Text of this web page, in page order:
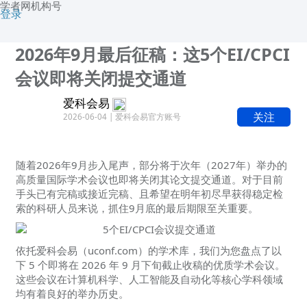
学者网机构号
登录
2026年9月最后征稿：这5个EI/CPCI
会议即将关闭提交通道
爱科会易
2026-06-04 | 爱科会易官方账号 关注
随着2026年9月步入尾声，部分将于次年（2027年）举办的
高质量国际学术会议也即将关闭其论文提交通道。对于目前
手头已有完稿或接近完稿、且希望在明年初尽早获得稳定检
索的科研人员来说，抓住9月底的最后期限至关重要。
依托爱科会易（uconf.com）的学术库，我们为您盘点了以
下 5 个即将在 2026 年 9 月下旬截止收稿的优质学术会议。
这些会议在计算机科学、人工智能及自动化等核心学科领域
均有着良好的举办历史。